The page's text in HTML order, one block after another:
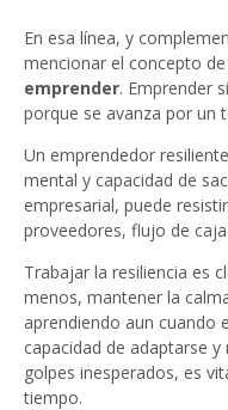
En esa línea, y
mencionar el concepto de
emprender. Emprender
porque se avanza por un
Un emprendedor
mental y capacidad de
empresarial, puede
proveedores, flujo de
Trabajar la resiliencia es
menos, mantener la
aprendiendo aun cuando
capacidad de adaptarse
golpes inesperados, es
tiempo.